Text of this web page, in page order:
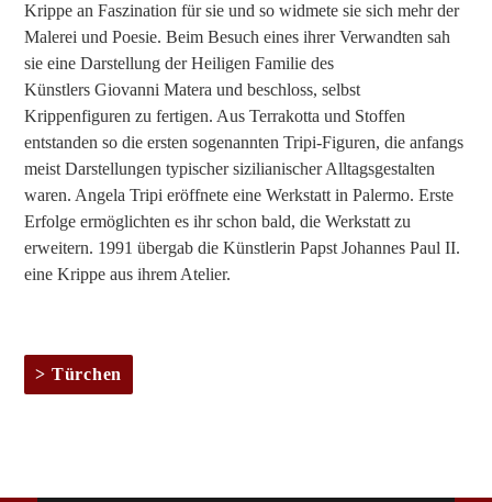
Krippe an Faszination für sie und so widmete sie sich mehr der
Malerei und Poesie. Beim Besuch eines ihrer Verwandten sah
sie eine Darstellung der Heiligen Familie des
Künstlers Giovanni Matera und beschloss, selbst
Krippenfiguren zu fertigen. Aus Terrakotta und Stoffen
entstanden so die ersten sogenannten Tripi-Figuren, die anfangs
meist Darstellungen typischer sizilianischer Alltagsgestalten
waren. Angela Tripi eröffnete eine Werkstatt in Palermo. Erste
Erfolge ermöglichten es ihr schon bald, die Werkstatt zu
erweitern. 1991 übergab die Künstlerin Papst Johannes Paul II.
eine Krippe aus ihrem Atelier.
Türchen